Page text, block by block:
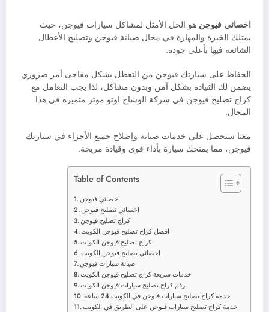
اخصائي فيوجن هو الحل الأمثل لمشاكل سيارات فيوجن، حيث
يمتلك الخبرة والمهارة في مجال صيانة فيوجن وتصليح الأعطال
الشائعة فيها بأعلى جودة.
الحفاظ على سيارتك فيوجن من التعطل بشكل مفاجئ أمر ضروري
يضمن لك القيادة بشكل آمن وبدون مشاكل، لذا يجب التعامل مع
كراج تصليح فيوجن في شركة الوشاح اوتو موتر متميزه في هذا
المجال.
معنا ستحصل على خدمات صيانة وإصلاح جميع الأجزاء في سيارتك
فيوجن، مما يمنحك سيارة بأداء قوي وقيادة مريحة.
Table of Contents
اخصائي فيوجن
اخصائي تصليح فيوجن
كراج تصليح فيوجن
افضل كراج تصليح فيوجن الكويت
كراج تصليح فيوجن الكويت
اخصائي تصليح فيوجن الكويت
صيانة سيارات فيوجن
خدمات سريعة كراج تصليح فيوجن الكويت
رقم كراج تصليح سيارات فيوجن الكويت
خدمة كراج تصليح سيارات فيوجن في الكويت 24 ساعة
خدمة كراج تصليح سيارات فيوجن على الطريق في الكويت